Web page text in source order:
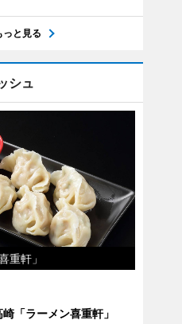
っと見る
シュ
重軒」
崎「ラーメン喜重軒」